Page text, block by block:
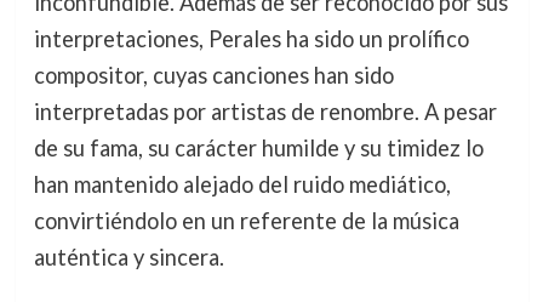
interpretaciones, Perales ha sido un prolífico
compositor, cuyas canciones han sido
interpretadas por artistas de renombre. A pesar
de su fama, su carácter humilde y su timidez lo
han mantenido alejado del ruido mediático,
convirtiéndolo en un referente de la música
auténtica y sincera.